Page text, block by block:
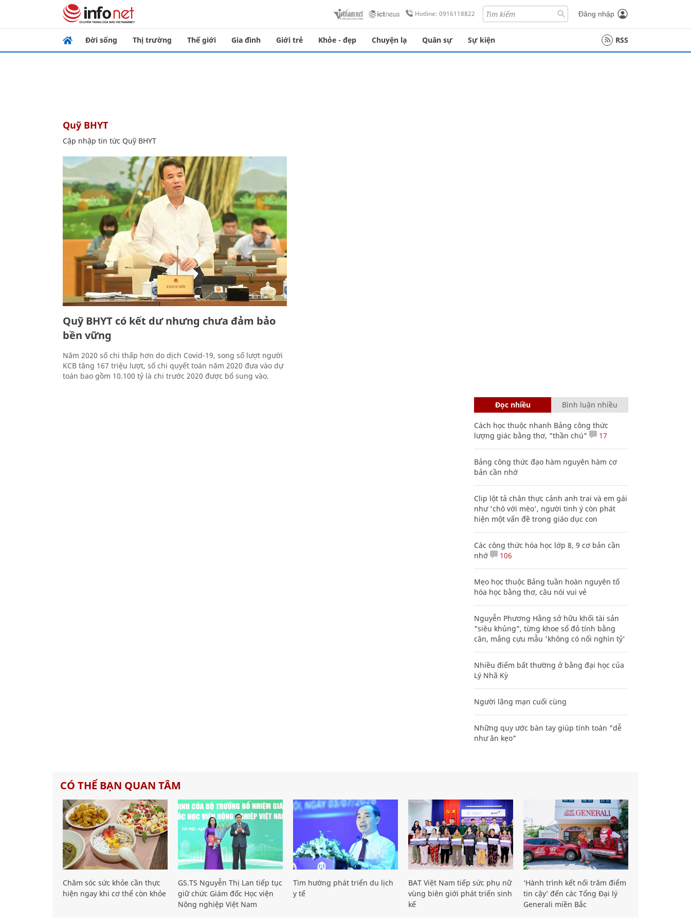
Hotline: 0916118822 Đăng nhập
Đời sống Thị trường Thế giới Gia đình Giới trẻ Khỏe - đẹp Chuyện lạ Quân sự Sự kiện RSS
Quỹ BHYT
Cập nhập tin tức Quỹ BHYT
Quỹ BHYT có kết dư nhưng chưa đảm bảo
bền vững
Năm 2020 số chi thấp hơn do dịch Covid-19, song số lượt người
KCB tăng 167 triệu lượt, số chi quyết toán năm 2020 đưa vào dự
toán bao gồm 10.100 tỷ là chi trước 2020 được bổ sung vào.
Đọc nhiều Bình luận nhiều
Cách học thuộc nhanh Bảng công thức
lượng giác bằng thơ, "thần chú"
17
Bảng công thức đạo hàm nguyên hàm cơ
bản cần nhớ
Clip lột tả chân thực cảnh anh trai và em gái
như 'chó với mèo', người tinh ý còn phát
hiện một vấn đề trong giáo dục con
Các công thức hóa học lớp 8, 9 cơ bản cần
nhớ
106
Mẹo học thuộc Bảng tuần hoàn nguyên tố
hóa học bằng thơ, câu nói vui vẻ
Nguyễn Phương Hằng sở hữu khối tài sản
"siêu khủng", từng khoe sổ đỏ tính bằng
cân, mắng cựu mẫu 'không có nổi nghìn tỷ'
Nhiều điểm bất thường ở bằng đại học của
Lý Nhã Kỳ
Người lãng mạn cuối cùng
Những quy ước bàn tay giúp tính toán "dễ
như ăn kẹo"
CÓ THỂ BẠN QUAN TÂM
Chăm sóc sức khỏe cần thực
hiện ngay khi cơ thể còn khỏe
GS.TS Nguyễn Thị Lan tiếp tục
giữ chức Giám đốc Học viện
Nông nghiệp Việt Nam
Tìm hướng phát triển du lịch
y tế
BAT Việt Nam tiếp sức phụ nữ
vùng biên giới phát triển sinh
kế
‘Hành trình kết nối trăm điểm
tin cậy’ đến các Tổng Đại lý
Generali miền Bắc